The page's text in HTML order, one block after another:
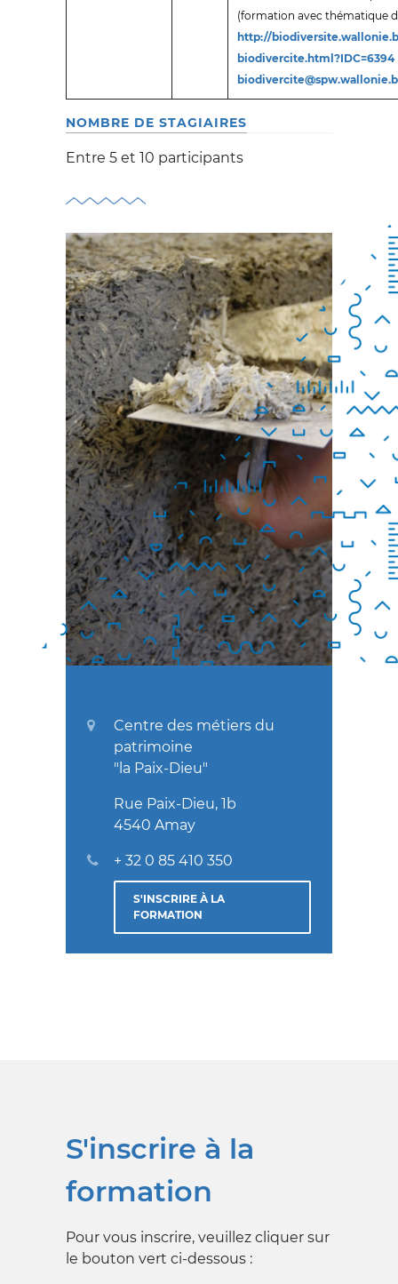
(formation avec thématique
http://
biodivercite.html?IDC=6394
NOMBRE DE STAGIAIRES
Entre 5 et 10 participants
Centre des métiers du
patrimoine
"la Paix-Dieu"
Rue Paix-Dieu, 1b
4540 Amay
+ 32 0 85 410 350
S'INSCRIRE À LA
FORMATION
S'inscrire à la
formation
Pour vous inscrire, veuillez cliquer sur
le bouton vert ci-dessous :